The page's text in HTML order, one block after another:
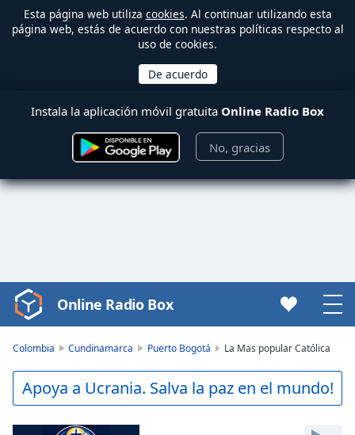
Esta página web utiliza cookies. Al continuar utilizando esta
página web, estás de acuerdo con nuestras políticas respecto al
uso de cookies.
Instala la aplicación móvil gratuita Online Radio Box
No, gracias
Video
Player
Play
Video
Online Radio Box
Colombia Cundinamarca Puerto Bogotá La Mas popular Católica
Apoya a Ucrania. Salva la paz en el mundo!